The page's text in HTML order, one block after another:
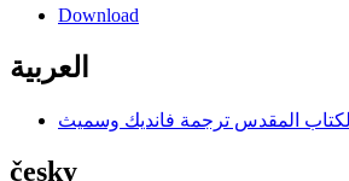
Download
العربية
česky